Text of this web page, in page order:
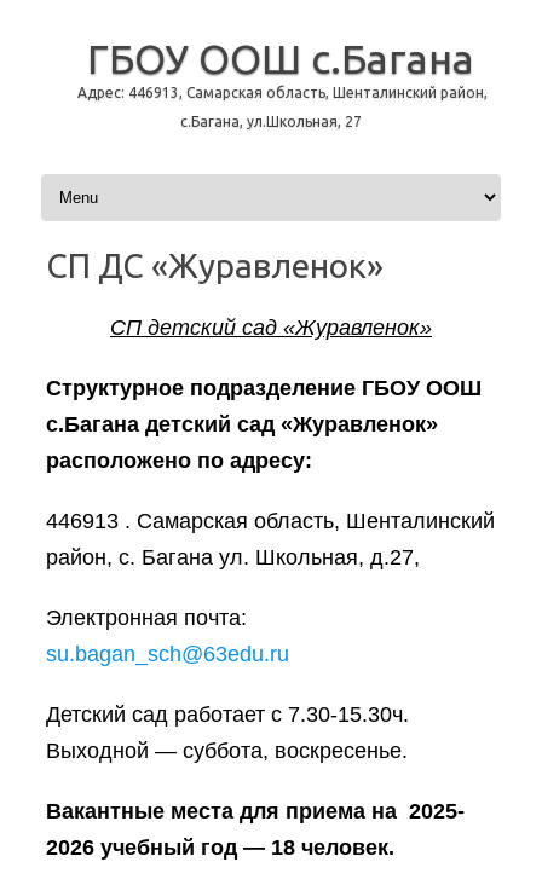
ГБОУ ООШ с.Багана
Адрес: 446913, Самарская область, Шенталинский район,
с.Багана, ул.Школьная, 27
Перейти к содержимому
CП ДС «Журавленок»
СП детский сад «Журавленок»
Структурное подразделение ГБОУ ООШ
с.Багана детский сад «Журавленок»
расположено по адресу:
446913 . Самарская область, Шенталинский
район, с. Багана ул. Школьная, д.27,
Электронная почта:
su.bagan_sch@63edu.ru
Детский сад работает с 7.30-15.30ч.
Выходной — суббота, воскресенье.
Вакантные места для приема на 2025-
2026 учебный год — 18 человек.